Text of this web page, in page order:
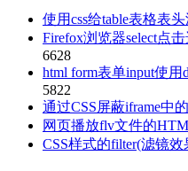
使用css给table表格表
Firefox浏览器select点
6628
html form表单input使
5822
通过CSS屏蔽iframe中
网页播放flv文件的
CSS样式的filter(滤镜